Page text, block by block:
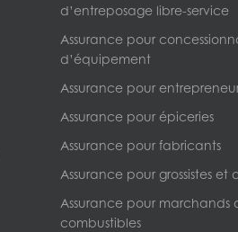
d’entreposage libre-service
Assurance pour
d’équipement
Assurance pour
Assurance pour épiceries
Assurance pour fabricants
Assurance pour grossistes et
Assurance pour marchands
combustibles